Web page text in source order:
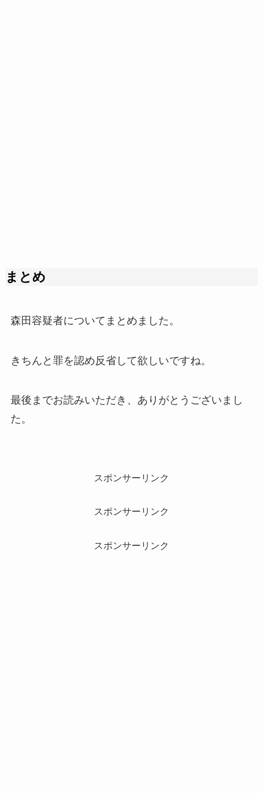
まとめ
森田容疑者についてまとめました。
きちんと罪を認め反省して欲しいですね。
最後までお読みいただき、ありがとうございまし
た。
スポンサーリンク
スポンサーリンク
スポンサーリンク